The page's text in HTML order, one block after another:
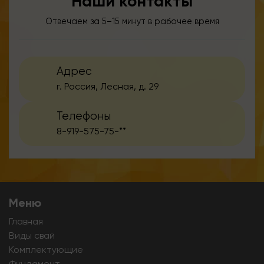
Отвечаем за 5–15 минут в рабочее время
Адрес
г. Россия, Лесная, д. 29
Телефоны
8-919-575-75-**
Меню
Главная
Виды свай
Комплектующие